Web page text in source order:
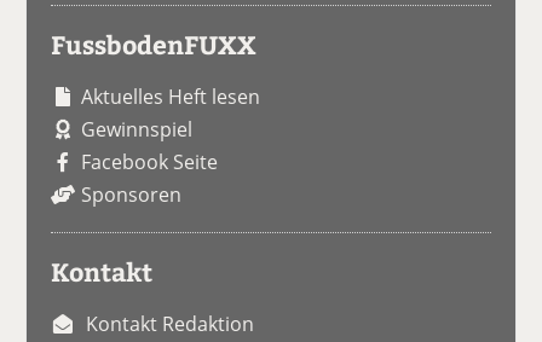
FussbodenFUXX
Aktuelles Heft lesen
Gewinnspiel
Facebook Seite
Sponsoren
Kontakt
Kontakt Redaktion